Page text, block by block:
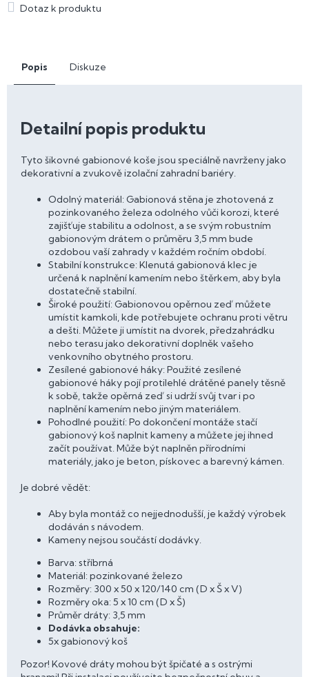
Popis Diskuze
Detailní popis produktu
Tyto šikovné gabionové koše jsou speciálně navrženy jako
dekorativní a zvukově izolační zahradní bariéry.
Odolný materiál: Gabionová stěna je zhotovená z
pozinkovaného železa odolného vůči korozi, které
zajišťuje stabilitu a odolnost, a se svým robustním
gabionovým drátem o průměru 3,5 mm bude
ozdobou vaší zahrady v každém ročním období.
Stabilní konstrukce: Klenutá gabionová klec je
určená k naplnění kamením nebo štěrkem, aby byla
dostatečně stabilní.
Široké použití: Gabionovou opěrnou zeď můžete
umístit kamkoli, kde potřebujete ochranu proti větru
a dešti. Můžete ji umístit na dvorek, předzahrádku
nebo terasu jako dekorativní doplněk vašeho
venkovního obytného prostoru.
Zesílené gabionové háky: Použité zesílené
gabionové háky pojí protilehlé drátěné panely těsně
k sobě, takže opěrná zeď si udrží svůj tvar i po
naplnění kamením nebo jiným materiálem.
Pohodlné použití: Po dokončení montáže stačí
gabionový koš naplnit kameny a můžete jej ihned
začít používat. Může být naplněn přírodními
materiály, jako je beton, pískovec a barevný kámen.
Je dobré vědět:
Aby byla montáž co nejjednodušší, je každý výrobek
dodáván s návodem.
Kameny nejsou součástí dodávky.
Barva: stříbrná
Materiál: pozinkované železo
Rozměry: 300 x 50 x 120/140 cm (D x Š x V)
Rozměry oka: 5 x 10 cm (D x Š)
Průměr dráty: 3,5 mm
Dodávka obsahuje:
5x gabionový koš
Pozor! Kovové dráty mohou být špičaté a s ostrými